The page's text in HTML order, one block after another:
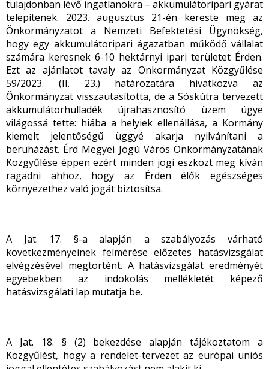
tulajdonban lévő ingatlanokra – akkumulátoripari gyárat
telepítenek. 2023. augusztus 21-én kereste meg az
Önkormányzatot a Nemzeti Befektetési Ügynökség,
hogy egy akkumulátoripari ágazatban működő vállalat
számára keresnek 6-10 hektárnyi ipari területet Érden.
Ezt az ajánlatot tavaly az Önkormányzat Közgyűlése
59/2023. (II. 23.) határozatára hivatkozva az
Önkormányzat visszautasította, de a Sóskútra tervezett
akkumulátorhulladék újrahasznosító üzem ügye
világossá tette: hiába a helyiek ellenállása, a Kormány
kiemelt jelentőségű üggyé akarja nyilvánítani a
beruházást. Érd Megyei Jogú Város Önkormányzatának
Közgyűlése éppen ezért minden jogi eszközt meg kíván
ragadni ahhoz, hogy az Érden élők egészséges
környezethez való jogát biztosítsa.
A Jat. 17. §-a alapján a szabályozás várható
következményeinek felmérése előzetes hatásvizsgálat
elvégzésével megtörtént. A hatásvizsgálat eredményét
egyebekben az indokolás mellékletét képező
hatásvizsgálati lap mutatja be.
A Jat. 18. § (2) bekezdése alapján tájékoztatom a
Közgyűlést, hogy a rendelet-tervezet az európai uniós